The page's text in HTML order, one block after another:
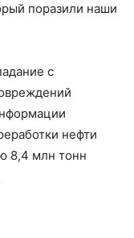
поразили наши
с
нефти
8,4 млн тонн